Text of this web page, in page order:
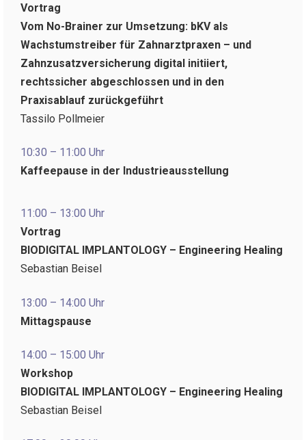
Vortrag
Vom No-Brainer zur Umsetzung: bKV als
Wachstumstreiber für Zahnarztpraxen – und
Zahnzusatzversicherung digital initiiert,
rechtssicher abgeschlossen und in den
Praxisablauf zurückgeführt
Tassilo Pollmeier
10:30 – 11:00 Uhr
Kaffeepause in der Industrieausstellung
11:00 – 13:00 Uhr
Vortrag
BIODIGITAL IMPLANTOLOGY – Engineering Healing
Sebastian Beisel
13:00 – 14:00 Uhr
Mittagspause
14:00 – 15:00 Uhr
Workshop
BIODIGITAL IMPLANTOLOGY – Engineering Healing
Sebastian Beisel